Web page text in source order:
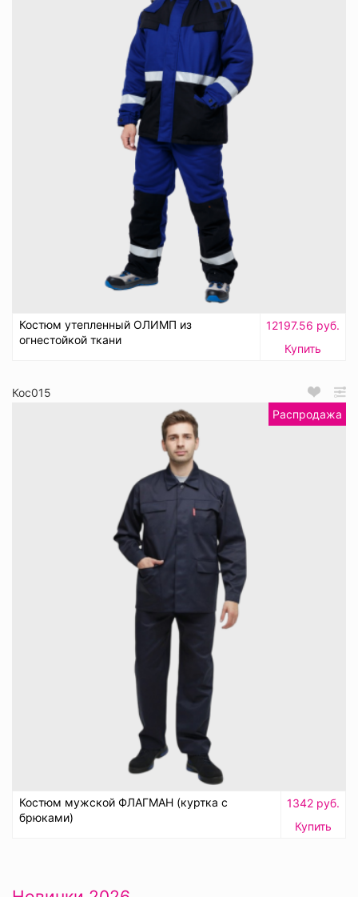
Костюм утепленный ОЛИМП из
огнестойкой ткани
12197.56 руб.
Купить
Кос015
Распродажа
Костюм мужской ФЛАГМАН (куртка с
брюками)
1342 руб.
Купить